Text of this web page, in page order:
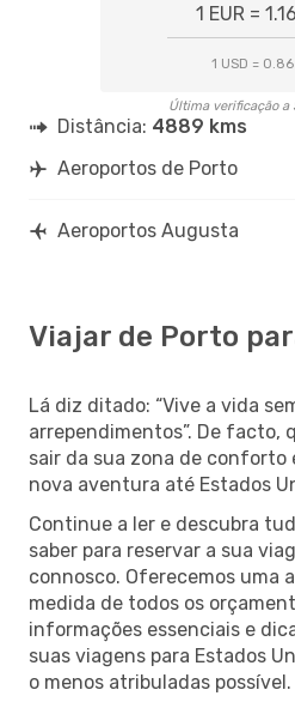
1 EUR =
1 USD = 0.86
Última verificação
Distância: 4889 kms
Aeroportos de Porto
Aeroportos Augusta
Viajar de Porto
Lá diz ditado: “Vive a vida
arrependimentos”. De facto,
sair da sua zona de conforto
nova aventura até Estados
Continue a ler e descubra
saber para reservar a sua
connosco. Oferecemos uma
medida de todos os
informações essenciais e
suas viagens para Estados
o menos atribuladas possível.